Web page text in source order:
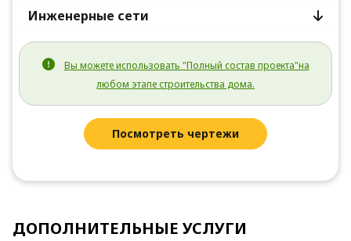
Инженерные сети
Вы можете использовать "Полный состав проекта"на
любом этапе строительства дома.
Посмотреть чертежи
ДОПОЛНИТЕЛЬНЫЕ УСЛУГИ